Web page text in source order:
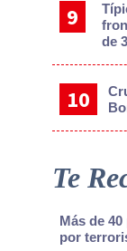
de
Te
Más de
por